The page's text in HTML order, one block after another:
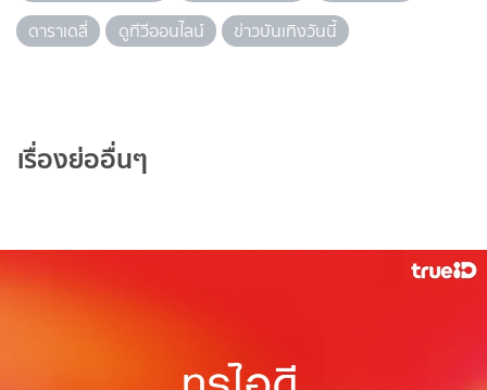
ดาราเดลี่
ดูทีวีออนไลน์ ข่าวบันเทิงวันนี้
เรื่องย่ออื่นๆ